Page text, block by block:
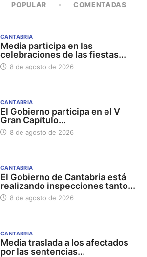
POPULAR COMENTADAS
CANTABRIA
Media participa en las
celebraciones de las fiestas...
8 de agosto de 2026
CANTABRIA
El Gobierno participa en el V
Gran Capítulo...
8 de agosto de 2026
CANTABRIA
El Gobierno de Cantabria está
realizando inspecciones tanto...
8 de agosto de 2026
CANTABRIA
Media traslada a los afectados
por las sentencias...